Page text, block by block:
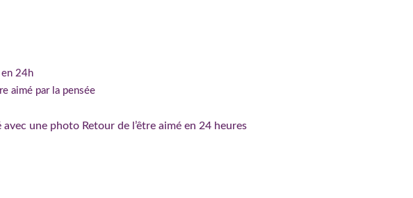
en 24h
aimé par la pensée
une photo Retour de l’être aimé en 24 heures